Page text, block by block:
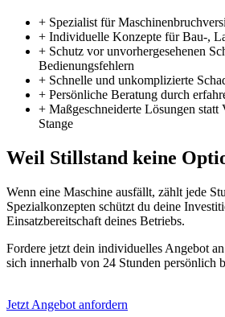
+ Spezialist für
+ Individuelle Konzepte für Bau-,
+ Schutz vor unvorhergesehenen
Bedienungsfehlern
+ Schnelle und unkomplizierte
+ Persönliche Beratung durch
+ Maßgeschneiderte Lösungen statt
Stange
Weil Stillstand keine
Wenn eine Maschine ausfällt, zählt jede
Spezialkonzepten schützt du deine
Einsatzbereitschaft deines Betriebs.
Fordere jetzt dein individuelles Angebot
sich innerhalb von 24 Stunden persönlich
Jetzt Angebot anfordern